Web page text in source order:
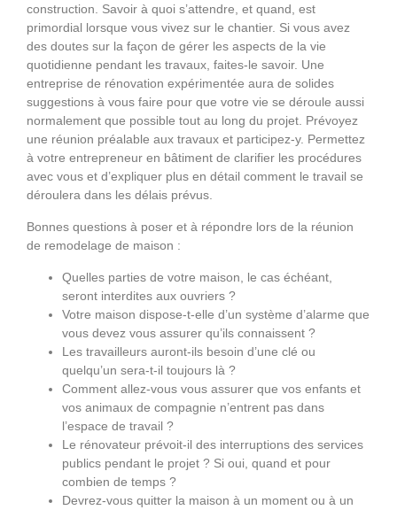
construction. Savoir à quoi s’attendre, et quand, est
primordial lorsque vous vivez sur le chantier. Si vous avez
des doutes sur la façon de gérer les aspects de la vie
quotidienne pendant les travaux, faites-le savoir. Une
entreprise de rénovation expérimentée aura de solides
suggestions à vous faire pour que votre vie se déroule aussi
normalement que possible tout au long du projet. Prévoyez
une réunion préalable aux travaux et participez-y. Permettez
à votre entrepreneur en bâtiment de clarifier les procédures
avec vous et d’expliquer plus en détail comment le travail se
déroulera dans les délais prévus.
Bonnes questions à poser et à répondre lors de la réunion
de remodelage de maison :
Quelles parties de votre maison, le cas échéant,
seront interdites aux ouvriers ?
Votre maison dispose-t-elle d’un système d’alarme que
vous devez vous assurer qu’ils connaissent ?
Les travailleurs auront-ils besoin d’une clé ou
quelqu’un sera-t-il toujours là ?
Comment allez-vous vous assurer que vos enfants et
vos animaux de compagnie n’entrent pas dans
l’espace de travail ?
Le rénovateur prévoit-il des interruptions des services
publics pendant le projet ? Si oui, quand et pour
combien de temps ?
Devrez-vous quitter la maison à un moment ou à un